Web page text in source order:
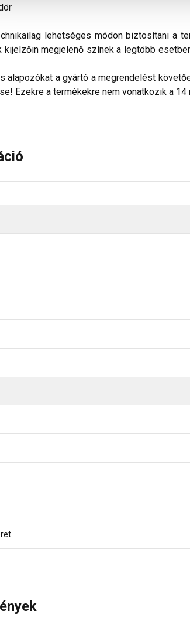
lehetséges módon biztosítani a
megjelenő színek a legtöbb
alapozókat a gyártó a megrendelést
Ezekre a termékekre nem vonatkozik a 14